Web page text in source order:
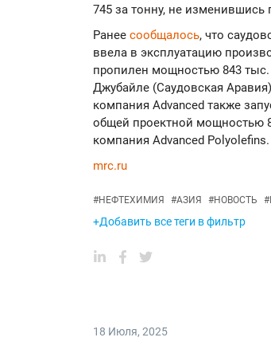
745 за тонну, не
Ранее сообщалось, что
ввела в эксплуатацию
пропилен мощностью 843
Джубайле (Саудовская
компания Advanced также
общей проектной мощностью
компания Advanced Polyolefins.
mrc.ru
#НЕФТЕХИМИЯ #АЗИЯ #НОВОСТЬ #
+Добавить все теги в фильтр
18 Июля, 2025